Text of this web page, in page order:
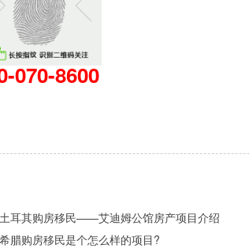
070-8600
土耳其购房移民——艾迪姆公馆房产项目介绍
希腊购房移民是个怎么样的项目?